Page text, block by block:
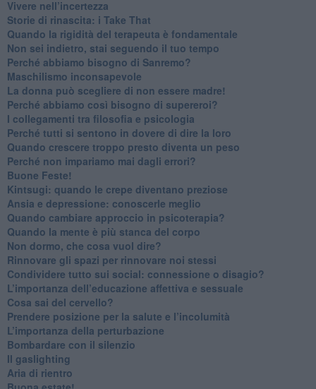
​Vivere nell’incertezza
​Storie di rinascita: i Take That
​Quando la rigidità del terapeuta è fondamentale
​Non sei indietro, stai seguendo il tuo tempo
​Perché abbiamo bisogno di Sanremo?
​Maschilismo inconsapevole
​La donna può scegliere di non essere madre!
​Perché abbiamo così bisogno di supereroi?
​I collegamenti tra filosofia e psicologia
​Perché tutti si sentono in dovere di dire la loro
​Quando crescere troppo presto diventa un peso
​Perché non impariamo mai dagli errori?
​Buone Feste!
​Kintsugi: quando le crepe diventano preziose
Ansia e depressione: conoscerle meglio
Quando cambiare approccio in psicoterapia?
​Quando la mente è più stanca del corpo
Non dormo, che cosa vuol dire?
​Rinnovare gli spazi per rinnovare noi stessi
​Condividere tutto sui social: connessione o disagio?
​L’importanza dell’educazione affettiva e sessuale
​Cosa sai del cervello?
Prendere posizione per la salute e l’incolumità
L’importanza della perturbazione
​Bombardare con il silenzio
Il gaslighting
Aria di rientro